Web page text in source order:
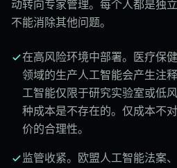
动转向专家管理。每个人都是独
不能消除其他问题。
在高风险环境中部署。医疗保
领域的生产人工智能会产生注
工智能仅限于研究实验室或低
种成本是不存在的。仅成本不
价的合理性。
监管收紧。欧盟人工智能法案